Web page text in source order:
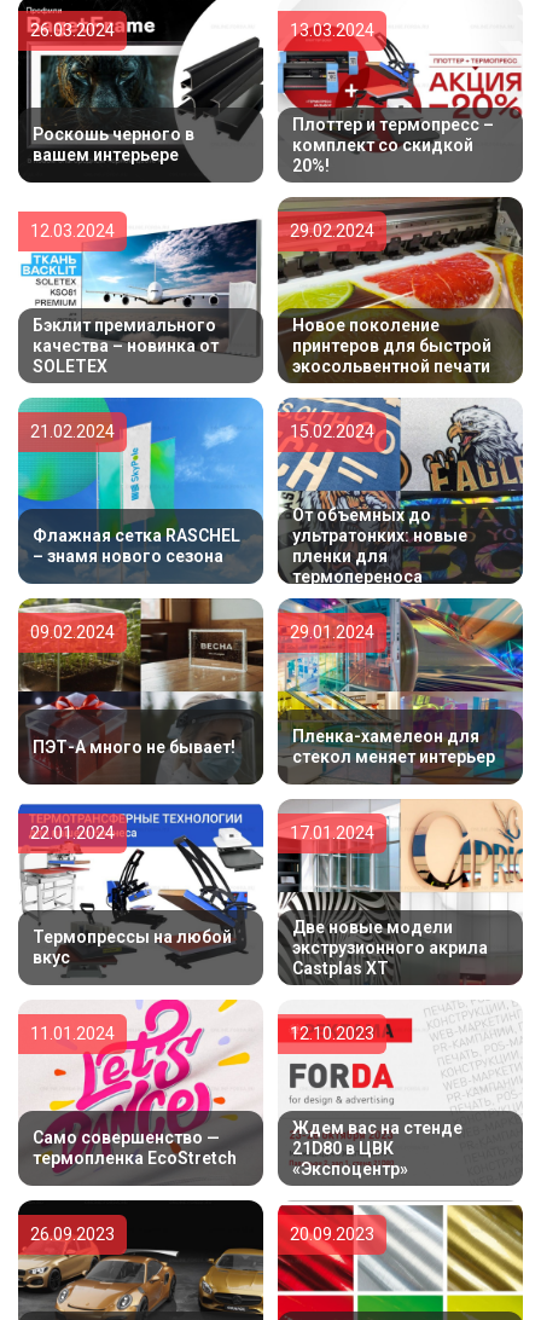
Роскошь черного в
вашем интерьере
26.03.2024
Плоттер и термопресс –
комплект со скидкой
20%!
13.03.2024
Бэклит премиального
качества – новинка от
SOLETEX
12.03.2024
Новое поколение
принтеров для быстрой
экосольвентной печати
29.02.2024
Флажная сетка RASCHEL
– знамя нового сезона
21.02.2024
От объемных до
ультратонких: новые
пленки для
термопереноса
15.02.2024
ПЭТ-А много не бывает!
09.02.2024
Пленка-хамелеон для
стекол меняет интерьер
29.01.2024
Термопрессы на любой
вкус
22.01.2024
Две новые модели
экструзионного акрила
Castplas XT
17.01.2024
Само совершенство —
термопленка EcoStretch
11.01.2024
Ждем вас на стенде
21D80 в ЦВК
«Экспоцентр»
12.10.2023
26.09.2023 20.09.2023